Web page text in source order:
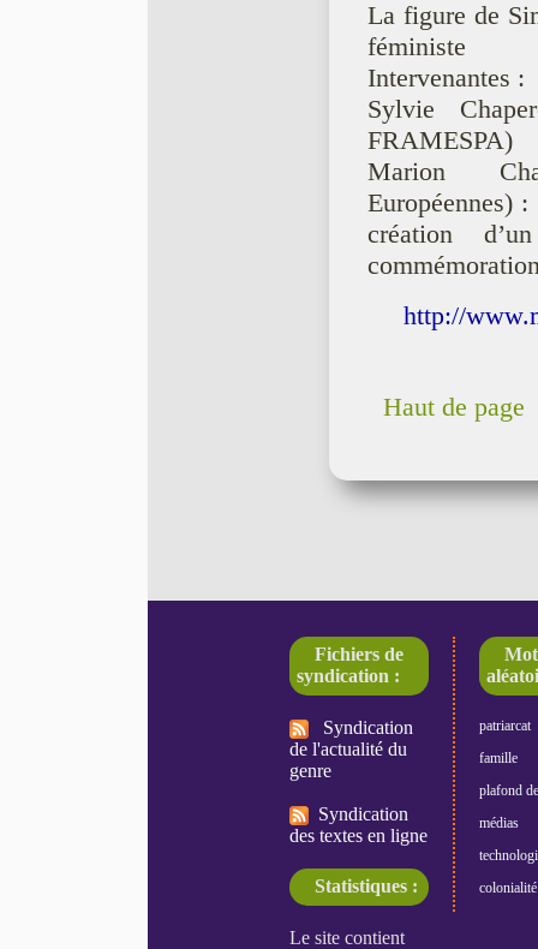
La figure de
féministe
Intervenantes :
Sylvie
FRAMESPA)
Marion
Européennes)
création
http://
Haut de page
Fichiers de
syndication :
Syndication
de l'actualité du
genre
Syndication
des textes en ligne
Statistiques :
patriarcat
famille
plafond
médias
colonialité